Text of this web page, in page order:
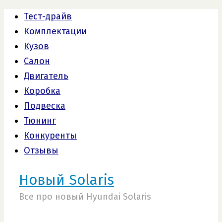
Тест-драйв
Комплектации
Кузов
Салон
Двигатель
Коробка
Подвеска
Тюнинг
Конкуренты
Отзывы
Новый Solaris
Все про новый Hyundai Solaris